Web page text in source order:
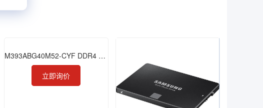
M393ABG40M52-CYF DDR4 256GB 2933 RDIMM
立即询价